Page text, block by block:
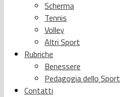
Scherma
Tennis
Volley
Altri Sport
Rubriche
Benessere
Pedagogia dello Sport
Contatti